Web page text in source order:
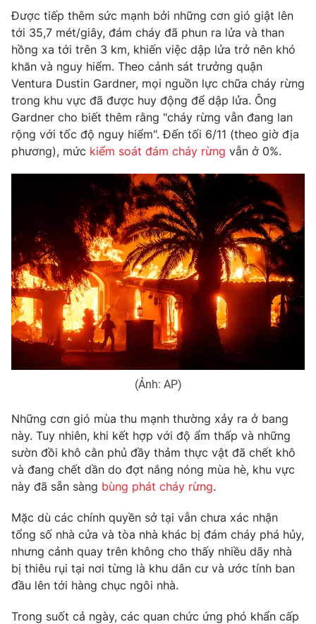
Sản phẩm
Thị trường
Tư vấn
Giao lưu trực tuyến
Lịch phát sóng
Chuyên mục khác
Emagazine Podcast
Shorts video
VTV Money VTV Thể thao
VTV Sức khoẻ Bất động sản
Thị trường 24h Tấm lòng Việt
VTV4 Vươn mình bằng AI
VTV9 VTV8
Liên hệ tòa soạn English
THỜI BÁO VTV
Theo dõi báo trên
Cơ quan chủ quản:Đài Truyền hình Việt Nam
Được tiếp thêm sức mạnh bởi những cơn gió giật lên
tới 35,7 mét/giây, đám cháy đã phun ra lửa và than
hồng xa tới trên 3 km, khiến việc dập lửa trở nên khó
khăn và nguy hiểm. Theo cảnh sát trưởng quận
Ventura Dustin Gardner, mọi nguồn lực chữa cháy rừng
trong khu vực đã được huy động để dập lửa. Ông
Gardner cho biết thêm rằng "cháy rừng vẫn đang lan
rộng với tốc độ nguy hiểm". Đến tối 6/11 (theo giờ địa
phương), mức kiểm soát đám cháy rừng vẫn ở 0%.
(Ảnh: AP)
Những cơn gió mùa thu mạnh thường xảy ra ở bang
này. Tuy nhiên, khi kết hợp với độ ẩm thấp và những
sườn đồi khô cằn phủ đầy thảm thực vật đã chết khô
và đang chết dần do đợt nắng nóng mùa hè, khu vực
này đã sẵn sàng bùng phát cháy rừng.
Mặc dù các chính quyền sở tại vẫn chưa xác nhận
tổng số nhà cửa và tòa nhà khác bị đám cháy phá hủy,
nhưng cảnh quay trên không cho thấy nhiều dãy nhà
bị thiêu rụi tại nơi từng là khu dân cư và ước tính ban
đầu lên tới hàng chục ngôi nhà.
Trong suốt cả ngày, các quan chức ứng phó khẩn cấp